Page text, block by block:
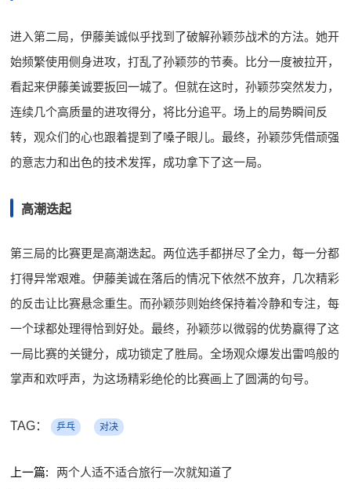
进入第二局，伊藤美诚似乎找到了破解孙颖莎战术的方法。她开
始频繁使用侧身进攻，打乱了孙颖莎的节奏。比分一度被拉开，
看起来伊藤美诚要扳回一城了。但就在这时，孙颖莎突然发力，
连续几个高质量的进攻得分，将比分追平。场上的局势瞬间反
转，观众们的心也跟着提到了嗓子眼儿。最终，孙颖莎凭借顽强
的意志力和出色的技术发挥，成功拿下了这一局。
高潮迭起
第三局的比赛更是高潮迭起。两位选手都拼尽了全力，每一分都
打得异常艰难。伊藤美诚在落后的情况下依然不放弃，几次精彩
的反击让比赛悬念重生。而孙颖莎则始终保持着冷静和专注，每
一个球都处理得恰到好处。最终，孙颖莎以微弱的优势赢得了这
一局比赛的关键分，成功锁定了胜局。全场观众爆发出雷鸣般的
掌声和欢呼声，为这场精彩绝伦的比赛画上了圆满的句号。
TAG： 乒乓 对决
上一篇:
两个人适不适合旅行一次就知道了